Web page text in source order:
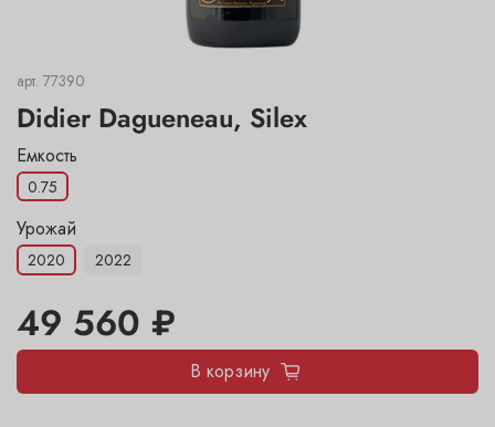
арт. 77390
Didier Dagueneau, Silex
Емкость
0.75
Урожай
2020 2022
49 560 ₽
В корзину